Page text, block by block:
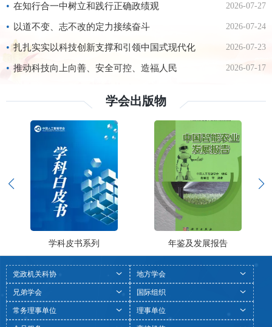
严治党面临新的形势任务。习近平总书记在二十
更实举措推进全面从严治党，更加坚决有力地贯
彻落实党中央重大决策部署，更加科学有效地把
权力关进制度笼子，更加清醒坚定地推进反腐败
斗争，为实现‘十
• 在知行合一中树立和践行正确政绩观 2026-07-27
• 以道不变、志不改的定力接续奋斗 2026-07-24
• 扎扎实实以科技创新支撑和引领中国式现代化 2026-07-23
• 推动科技向上向善、安全可控、造福人民 2026-07-17
学会出版物
学科皮书系列 年鉴及发展报告
党政机关科协 地方学会
兄弟学会 国际组织
常务理事单位 理事单位